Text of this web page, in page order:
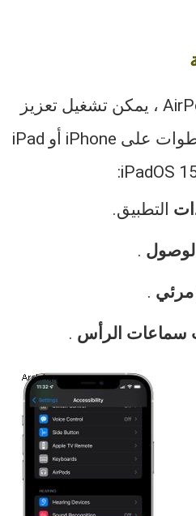
بمجرد تحديث ‌AirPods Pro‌ ، يمكن تشغيل تعزيز
التطبيق.
.
.
سماعات الرأس.